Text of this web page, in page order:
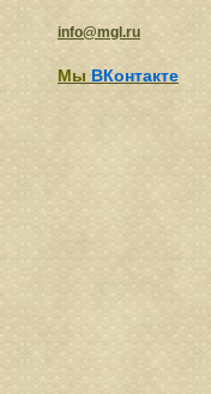
info@mgl.ru
Мы ВКонтакте